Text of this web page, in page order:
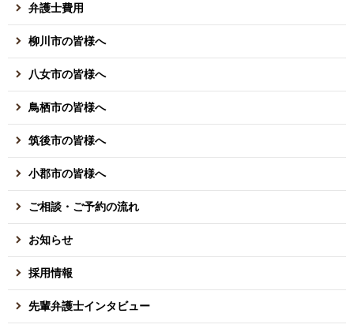
弁護士費用
柳川市の皆様へ
八女市の皆様へ
鳥栖市の皆様へ
筑後市の皆様へ
小郡市の皆様へ
ご相談・ご予約の流れ
お知らせ
採用情報
先輩弁護士インタビュー